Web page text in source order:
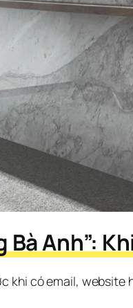
Bà Anh”:
khi có email, website